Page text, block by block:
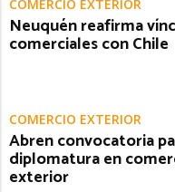
COMERCIO EXTERIOR
Neuquén reafirma
comerciales con Chile
COMERCIO EXTERIOR
Abren convocatoria
diplomatura en
exterior